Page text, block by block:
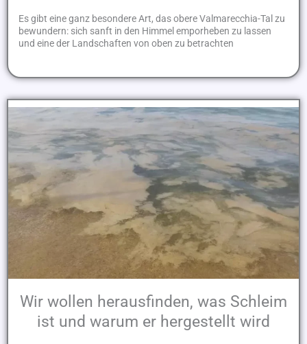
Es gibt eine ganz besondere Art, das obere Valmarecchia-Tal zu
bewundern: sich sanft in den Himmel emporheben zu lassen
und eine der Landschaften von oben zu betrachten
Wir wollen herausfinden, was Schleim
ist und warum er hergestellt wird